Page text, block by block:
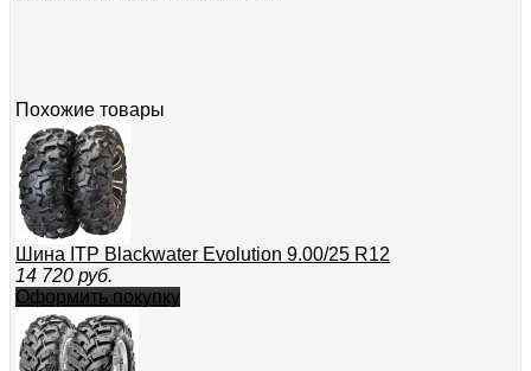
Похожие товары
Шина ITP Blackwater Evolution 9.00/25 R12
14 720 руб.
Оформить покупку